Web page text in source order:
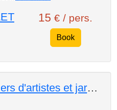
15 € / pers.
Book
Ateliers d'artistes et jardins secrets de Montparnasse de la Coupole à l'Académie de la Grande Chaum